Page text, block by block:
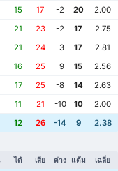
15 17 -2 20
2.00
21 23 -2 17
2.75
21 24 -3 17
2.81
16 25 -9 15
2.56
17 25 -8 14
2.63
11 21 -10 10
2.00
12 26 -14 9 2.38
ได้ เสีย ต่าง แต้ม เฉลี่ย